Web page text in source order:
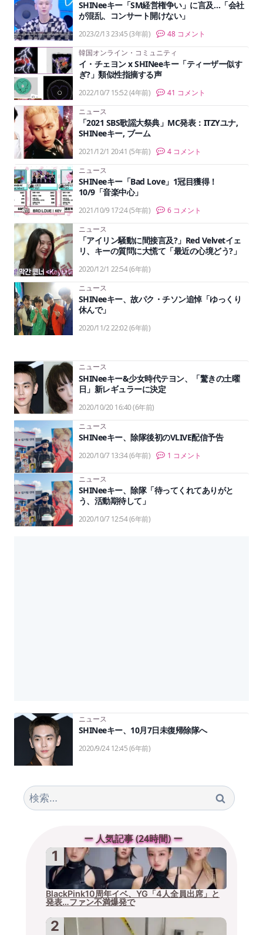
SHINeeキー「SM経営権争い」に言及…「会社
が混乱、コンサート開けない」
2023/2/13 23:45(3年前) 48 コメント
韓国オンライン・コミュニティ
イ・チェヨン x SHINeeキー「ティーザー似す
ぎ?」類似性指摘する声
2022/10/7 15:52(4年前) 41 コメント
ニュース
「2021 SBS歌謡大祭典」MC発表：ITZYユナ,
SHINeeキー, ブーム
2021/12/1 20:41 (5年前) 4 コメント
ニュース
SHINeeキー「Bad Love」1冠目獲得！
10/9「音楽中心」
2021/10/9 17:24(5年前) 6 コメント
ニュース
「アイリン騒動に間接言及?」Red Velvetイェ
リ、キーの質問に大慌て「最近の心境どう?」
2020/12/1 22:54(6年前)
ニュース
SHINeeキー、故パク・チソン追悼「ゆっくり
休んで」
2020/11/2 22:02(6年前)
ニュース
SHINeeキー&少女時代テヨン、「驚きの土曜
日」新レギュラーに決定
2020/10/20 16:40(6年前)
ニュース
SHINeeキー、除隊後初のVLIVE配信予告
2020/10/7 13:34(6年前) 1 コメント
ニュース
SHINeeキー、除隊「待ってくれてありがと
う、活動期待して」
2020/10/7 12:54(6年前)
ニュース
SHINeeキー、10月7日未復帰除隊へ
2020/9/24 12:45(6年前)
検
索:
ー 人気記事 (24時間) ー
BlackPink10周年イベ、YG「4人全員出席」と
発表…ファン不満爆発で